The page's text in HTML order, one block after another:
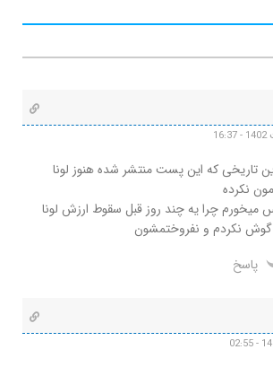
تاریخی که این پست منتشر شده هنوز لونا
نکرده
میخورم چرا یه چند روز قبل سقوط ارزش لونا
گوش نکردم و نفروختمشون
پاسخ